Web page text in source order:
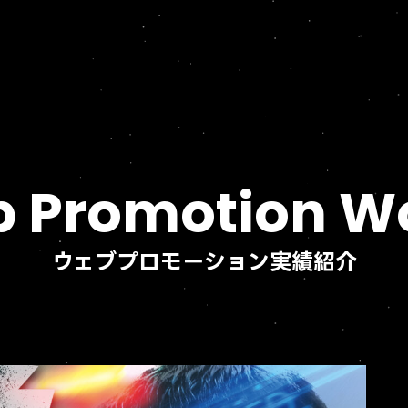
ウェブプロモーション実績紹介
Promotion